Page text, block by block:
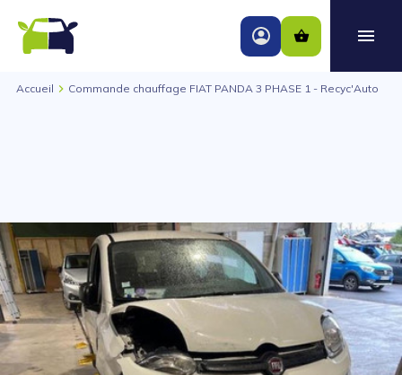
Accueil Commande chauffage FIAT PANDA 3 PHASE 1 - Recyc'Auto